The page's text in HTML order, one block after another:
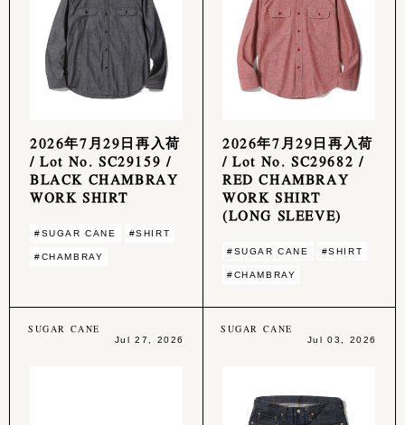
2026年7月29日再入荷
/ Lot No. SC29159 /
BLACK CHAMBRAY
WORK SHIRT
#SUGAR CANE #SHIRT
#CHAMBRAY
2026年7月29日再入荷
/ Lot No. SC29682 /
RED CHAMBRAY
WORK SHIRT
(LONG SLEEVE)
#SUGAR CANE #SHIRT
#CHAMBRAY
SUGAR CANE
Jul 27, 2026
SUGAR CANE
Jul 03, 2026